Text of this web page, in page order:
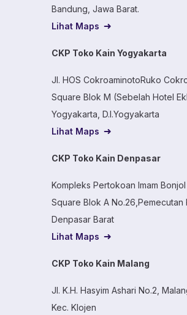
Bandung, Jawa Barat.
Lihat Maps
CKP Toko Kain Yogyakarta
Jl. HOS CokroaminotoRuko
Square Blok M (Sebelah Hotel
Yogyakarta, D.I.Yogyakarta
Lihat Maps
CKP Toko Kain Denpasar
Kompleks Pertokoan Imam Bonjol
Square Blok A No.26,Pemecutan
Denpasar Barat
Lihat Maps
CKP Toko Kain Malang
Jl. K.H. Hasyim Ashari No.2,
Kec. Klojen